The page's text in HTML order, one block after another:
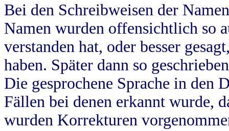
Bei den Schreibweisen der
Namen wurden offensichtlich so
verstanden hat, oder besser
haben. Später dann so
Die gesprochene Sprache in
Fällen bei denen erkannt wurde,
wurden Korrekturen